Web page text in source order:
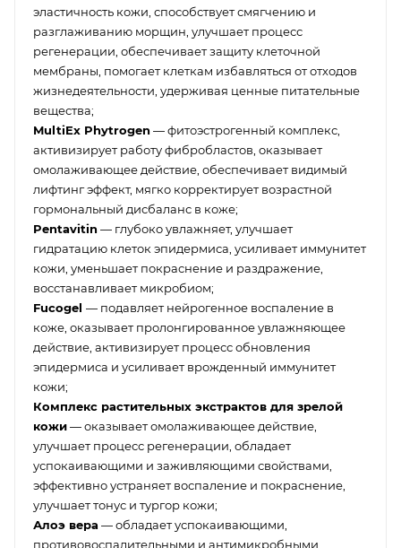
эластичность кожи, способствует смягчению и
разглаживанию морщин, улучшает процесс
регенерации, обеспечивает защиту клеточной
мембраны, помогает клеткам избавляться от отходов
жизнедеятельности, удерживая ценные питательные
вещества;
MultiEx Phytrogen— фитоэстрогенный комплекс,
активизирует работу фибробластов, оказывает
омолаживающее действие, обеспечивает видимый
лифтинг эффект, мягко корректирует возрастной
гормональный дисбаланс в коже;
Pentavitin— глубоко увлажняет, улучшает
гидратацию клеток эпидермиса, усиливает иммунитет
кожи, уменьшает покраснение и раздражение,
восстанавливает микробиом;
Fucogel — подавляет нейрогенное воспаление в
коже, оказывает пролонгированное увлажняющее
действие, активизирует процесс обновления
эпидермиса и усиливает врожденный иммунитет
кожи;
Комплекс растительных экстрактов для зрелой
кожи— оказывает омолаживающее действие,
улучшает процесс регенерации, обладает
успокаивающими и заживляющими свойствами,
эффективно устраняет воспаление и покраснение,
улучшает тонус и тургор кожи;
Алоэ вера — обладает успокаивающими,
противовоспалительными и антимикробными